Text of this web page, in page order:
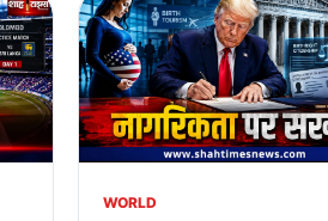
WORLD